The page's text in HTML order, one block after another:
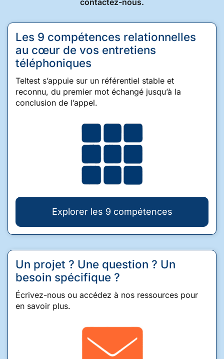
Les 9 compétences relationnelles
au cœur de vos entretiens
téléphoniques
Teltest s’appuie sur un référentiel stable et
reconnu, du premier mot échangé jusqu’à la
conclusion de l’appel.
Explorer les 9 compétences
Un projet ? Une question ? Un
besoin spécifique ?
Écrivez-nous ou accédez à nos ressources pour
en savoir plus.